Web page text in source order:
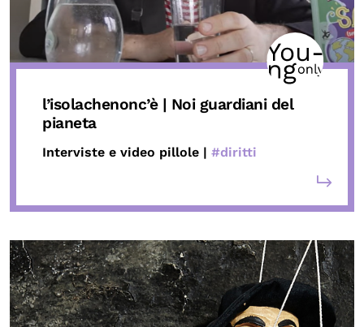
l’isolachenonc’è | Noi guardiani del
pianeta
Interviste e video pillole | #diritti